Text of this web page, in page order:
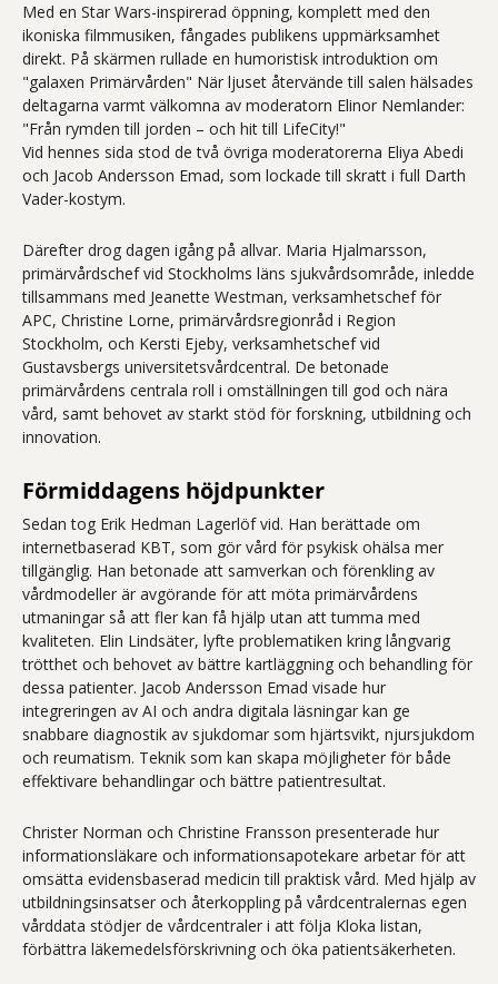
Med en Star Wars-inspirerad öppning, komplett med den
ikoniska filmmusiken, fångades publikens uppmärksamhet
direkt. På skärmen rullade en humoristisk introduktion om
"galaxen Primärvården" När ljuset återvände till salen hälsades
deltagarna varmt välkomna av moderatorn Elinor Nemlander:
"Från rymden till jorden – och hit till LifeCity!"
Vid hennes sida stod de två övriga moderatorerna Eliya Abedi
och Jacob Andersson Emad, som lockade till skratt i full Darth
Vader-kostym.
Därefter drog dagen igång på allvar. Maria Hjalmarsson,
primärvårdschef vid Stockholms läns sjukvårdsområde, inledde
tillsammans med Jeanette Westman, verksamhetschef för
APC, Christine Lorne, primärvårdsregionråd i Region
Stockholm, och Kersti Ejeby, verksamhetschef vid
Gustavsbergs universitetsvårdcentral. De betonade
primärvårdens centrala roll i omställningen till god och nära
vård, samt behovet av starkt stöd för forskning, utbildning och
innovation.
Förmiddagens höjdpunkter
Sedan tog Erik Hedman Lagerlöf vid. Han berättade om
internetbaserad KBT, som gör vård för psykisk ohälsa mer
tillgänglig. Han betonade att samverkan och förenkling av
vårdmodeller är avgörande för att möta primärvårdens
utmaningar så att fler kan få hjälp utan att tumma med
kvaliteten. Elin Lindsäter, lyfte problematiken kring långvarig
trötthet och behovet av bättre kartläggning och behandling för
dessa patienter. Jacob Andersson Emad visade hur
integreringen av AI och andra digitala läsningar kan ge
snabbare diagnostik av sjukdomar som hjärtsvikt, njursjukdom
och reumatism. Teknik som kan skapa möjligheter för både
effektivare behandlingar och bättre patientresultat.
Christer Norman och Christine Fransson presenterade hur
informationsläkare och informationsapotekare arbetar för att
omsätta evidensbaserad medicin till praktisk vård. Med hjälp av
utbildningsinsatser och återkoppling på vårdcentralernas egen
vårddata stödjer de vårdcentraler i att följa Kloka listan,
förbättra läkemedelsförskrivning och öka patientsäkerheten.